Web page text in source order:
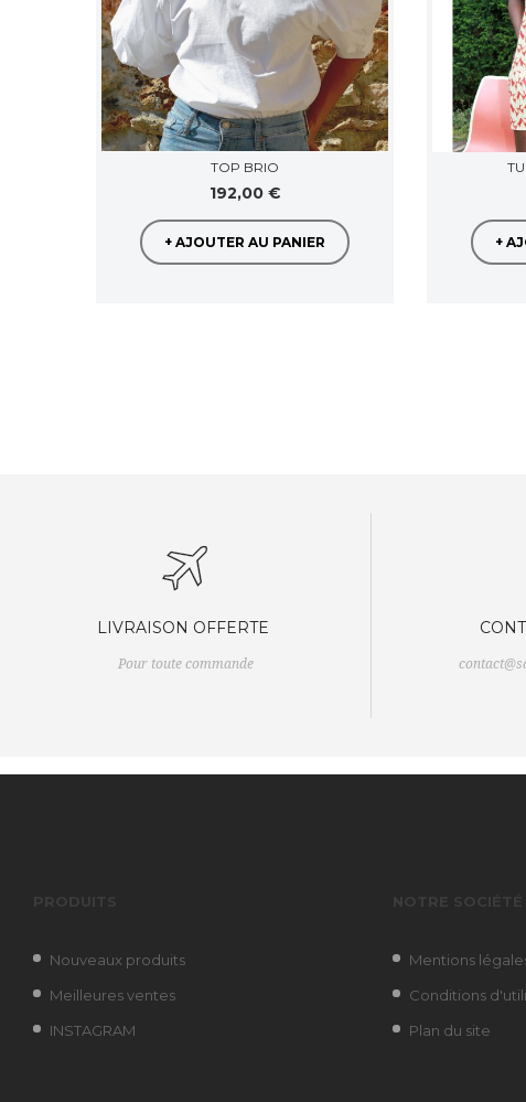
TOP BRIO
192,00 €
+ AJOUTER AU PANIER +
LIVRAISON OFFERTE
Pour toute commande
Nouveaux produits
Meilleures ventes
INSTAGRAM
Mentions
Conditions
Plan du site